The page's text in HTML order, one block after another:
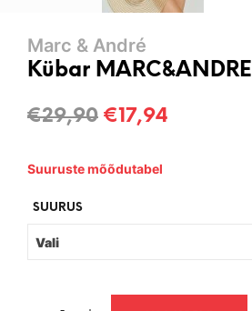
Marc & André
Kübar MARC&ANDRE
€29,90 Algne
oli:
€17,94
Suuruste mõõdutabel
SUURUS